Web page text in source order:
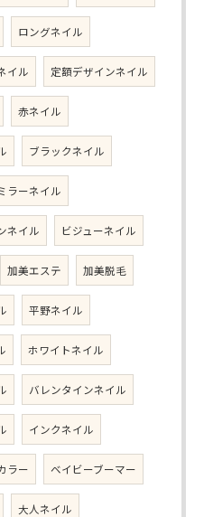
ロングネイル
イル 定額デザインネイル
赤ネイル
ブラックネイル
ラーネイル
ネイル ビジューネイル
加美エステ 加美脱毛
平野ネイル
ホワイトネイル
バレンタインネイル
インクネイル
ラー ベイビーブーマー
大人ネイル